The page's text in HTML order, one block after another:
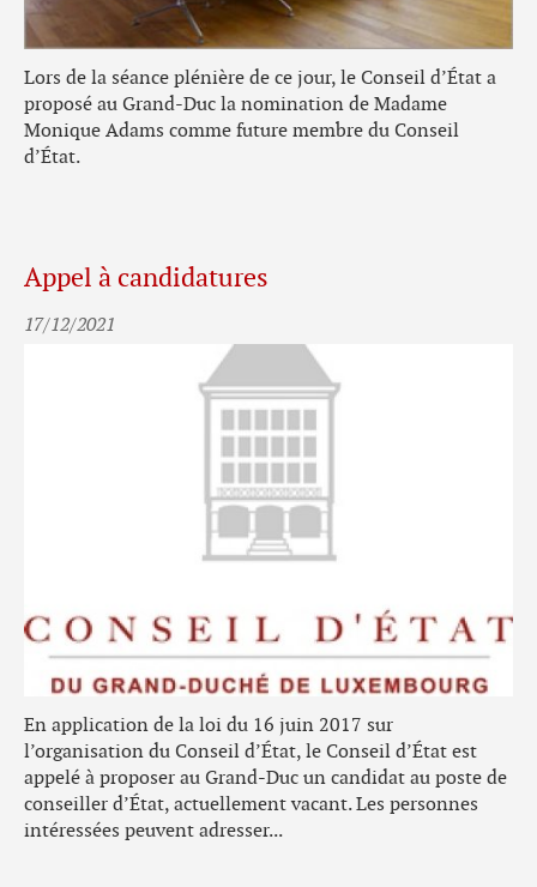
Lors de la séance plénière de ce jour, le Conseil d’État a
proposé au Grand-Duc la nomination de Madame
Monique Adams comme future membre du Conseil
d’État.
Appel à candidatures
17/12/2021
En application de la loi du 16 juin 2017 sur
l’organisation du Conseil d’État, le Conseil d’État est
appelé à proposer au Grand-Duc un candidat au poste de
conseiller d’État, actuellement vacant. Les personnes
intéressées peuvent adresser...